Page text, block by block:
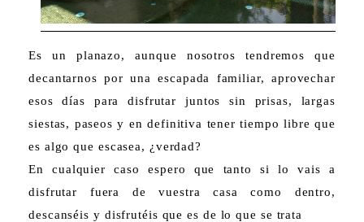
Es un planazo, aunque nosotros tendremos que
decantarnos por una escapada familiar, aprovechar
esos días para disfrutar juntos sin prisas, largas
siestas, paseos y en definitiva tener tiempo libre que
es algo que escasea, ¿verdad?
En cualquier caso espero que tanto si lo vais a
disfrutar fuera de vuestra casa como dentro,
descanséis y disfrutéis que es de lo que se trata